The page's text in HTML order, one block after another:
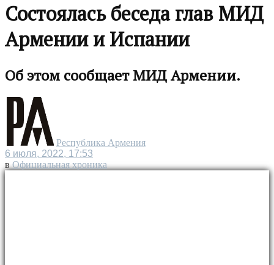
Состоялась беседа глав МИД
Армении и Испании
Об этом сообщает МИД Армении.
Республика Армения
6 июля, 2022, 17:53
в Официальная хроника